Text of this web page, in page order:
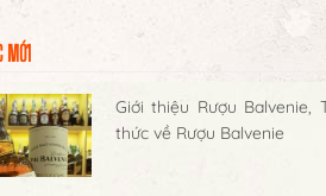
MỚI
Giới thiệu Rượu Balvenie,
thức về Rượu Balvenie